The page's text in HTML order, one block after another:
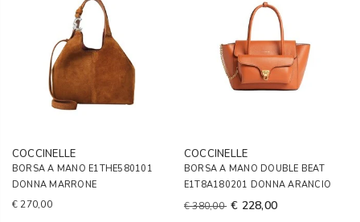
COCCINELLE
BORSA A MANO E1THE580101
DONNA MARRONE
€ 270,00
COCCINELLE
BORSA A MANO DOUBLE BEAT
E1T8A180201 DONNA ARANCIO
€ 380,00 € 228,00